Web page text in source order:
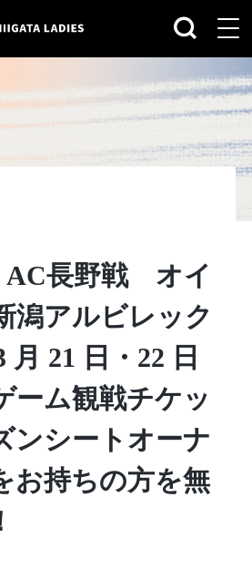
AC長野戦 オイ
潟アルビレック
月 21 日・22 日
ーム観戦チケッ
ンシートオーナ
お持ちの方を無